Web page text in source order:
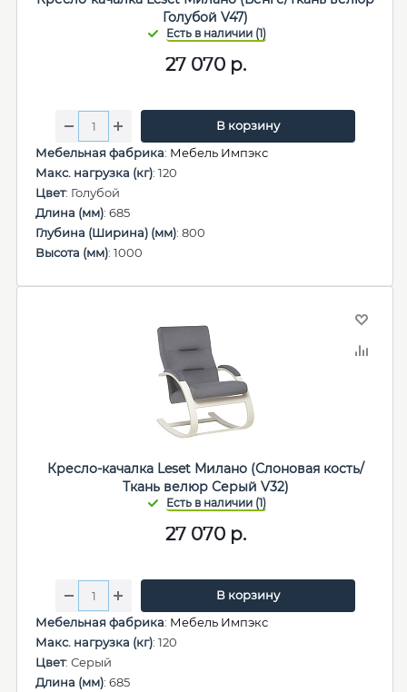
Голубой V47)
27 070р.
В корзину
Мебельная фабрика: Мебель Импэкс
Макс. нагрузка (кг): 120
Цвет: Голубой
Длина (мм): 685
Глубина (Ширина) (мм): 800
Высота (мм): 1000
Кресло-качалка Leset Милано (Слоновая кость/
Ткань велюр Серый V32)
27 070р.
В корзину
Мебельная фабрика: Мебель Импэкс
Макс. нагрузка (кг): 120
Цвет: Серый
Длина (мм): 685